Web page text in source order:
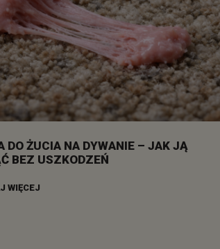
DO ŻUCIA NA DYWANIE – JAK JĄ
BEZ USZKODZEŃ
WIĘCEJ